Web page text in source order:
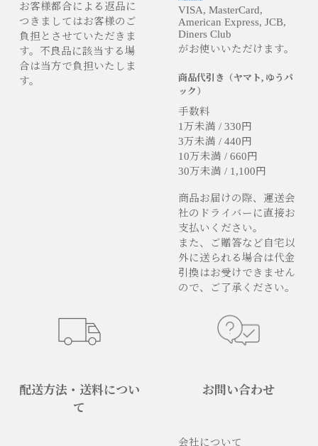
お客様都合による返品に
つきましてはお客様のご
負担とさせていただきま
す。不良品に該当する場
合は当方で負担いたしま
す。
VISA, MasterCard,
American Express, JCB,
Diners Club
がお使いいただけます。
商品代引き（ヤマト, ゆうパ
ック）
手数料
1万未満 / 330円
3万未満 / 440円
10万未満 / 660円
30万未満 / 1,100円
商品お届けの際、運送会
社のドライバーに直接お
支払いください。
また、ご贈答など自宅以
外に送られる場合は代金
引換はお受けできません
ので、ご了承ください。
配送方法・送料につい
て
お問い合わせ
会社について